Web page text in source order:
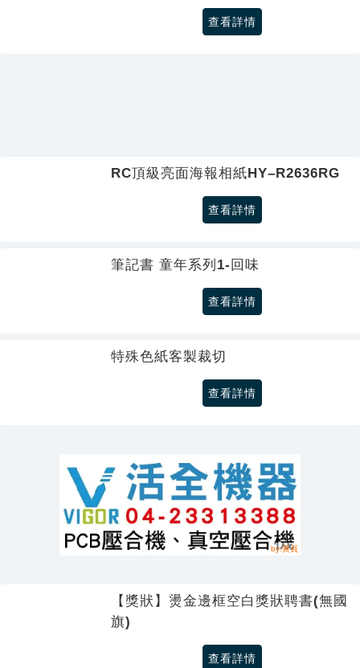
查看詳情
RC頂級亮面海報相紙HY–R2636RG
查看詳情
筆記書 童年系列1-回味
查看詳情
特殊色紙客製裁切
查看詳情
【獎狀】燙金邊框空白獎狀聘書(無國
旗)
查看詳情